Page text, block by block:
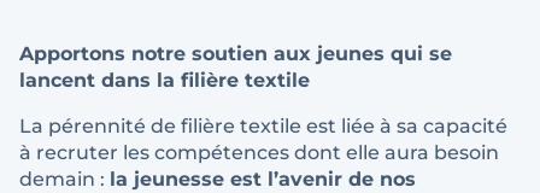
Apportons notre soutien aux jeunes qui se
lancent dans la filière textile
La pérennité de filière textile est liée à sa capacité
à recruter les compétences dont elle aura besoin
demain : la jeunesse est l’avenir de nos